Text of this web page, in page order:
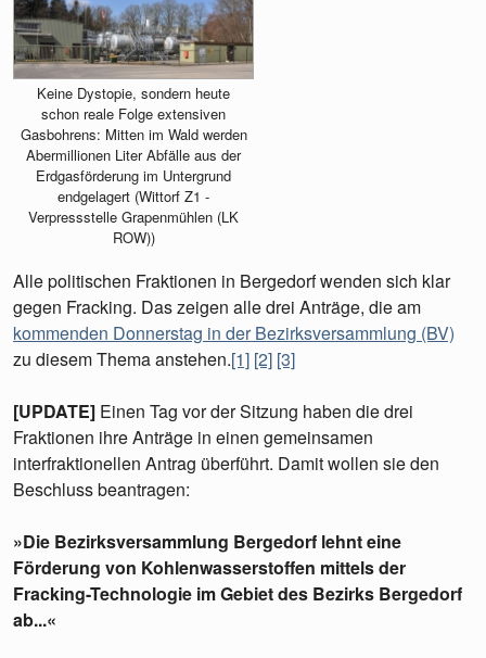
Keine Dystopie, sondern heute
schon reale Folge extensiven
Gasbohrens: Mitten im Wald werden
Abermillionen Liter Abfälle aus der
Erdgasförderung im Untergrund
endgelagert (Wittorf Z1 -
Verpressstelle Grapenmühlen (LK
ROW))
Alle politischen Fraktionen in Bergedorf wenden sich klar
gegen Fracking. Das zeigen alle drei Anträge, die am
kommenden Donnerstag in der Bezirksversammlung (BV)
zu diesem Thema anstehen.[1] [2] [3]
[UPDATE] Einen Tag vor der Sitzung haben die drei
Fraktionen ihre Anträge in einen gemeinsamen
interfraktionellen Antrag überführt. Damit wollen sie den
Beschluss beantragen:
»Die Bezirksversammlung Bergedorf lehnt eine
Förderung von Kohlenwasserstoffen mittels der
Fracking-Technologie im Gebiet des Bezirks Bergedorf
ab...«